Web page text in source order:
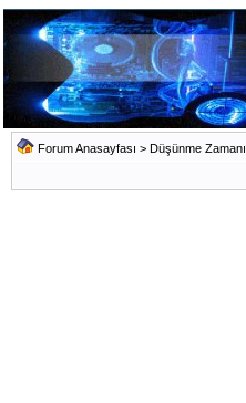
Forum Anasayfası > Düşünme Zamanı